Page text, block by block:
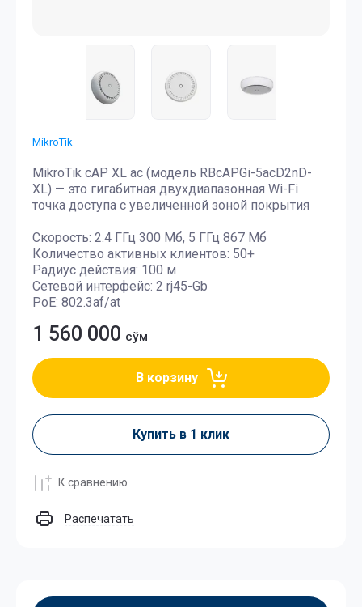
MikroTik
MikroTik cAP XL ac (модель RBcAPGi-5acD2nD-
XL) — это гигабитная двухдиапазонная Wi-Fi
точка доступа c увеличенной зоной покрытия
Скорость: 2.4 ГГц 300 Мб, 5 ГГц 867 Мб
Количество активных клиентов: 50+
Радиус действия: 100 м
Сетевой интерфейс: 2 rj45-Gb
PoE: 802.3af/at
1 560 000 сўм
В корзину
Купить в 1 клик
К сравнению
Распечатать